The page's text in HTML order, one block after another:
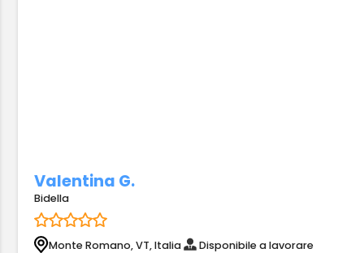
Valentina G.
Bidella
Monte Romano, VT, Italia Disponibile a lavorare